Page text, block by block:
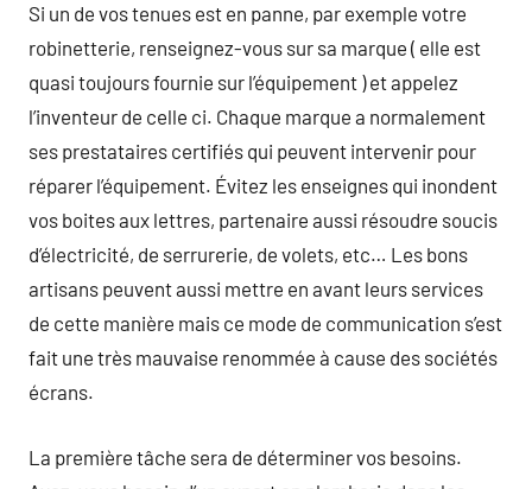
Si un de vos tenues est en panne, par exemple votre
robinetterie, renseignez-vous sur sa marque ( elle est
quasi toujours fournie sur l’équipement ) et appelez
l’inventeur de celle ci. Chaque marque a normalement
ses prestataires certifiés qui peuvent intervenir pour
réparer l’équipement. Évitez les enseignes qui inondent
vos boites aux lettres, partenaire aussi résoudre soucis
d’électricité, de serrurerie, de volets, etc… Les bons
artisans peuvent aussi mettre en avant leurs services
de cette manière mais ce mode de communication s’est
fait une très mauvaise renommée à cause des sociétés
écrans.
La première tâche sera de déterminer vos besoins.